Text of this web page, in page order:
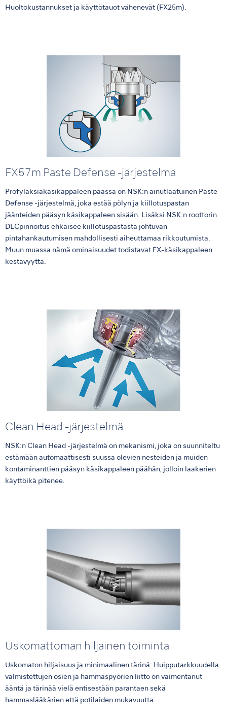
Huoltokustannukset ja käyttötauot vähenevät (FX25m).
FX57m Paste Defense -järjestelmä
Profylaksiakäsikappaleen päässä on NSK:n ainutlaatuinen Paste
Defense -järjestelmä, joka estää pölyn ja kiillotuspastan
jäänteiden pääsyn käsikappaleen sisään. Lisäksi NSK:n roottorin
DLCpinnoitus ehkäisee kiillotuspastasta johtuvan
pintahankautumisen mahdollisesti aiheuttamaa rikkoutumista.
Muun muassa nämä ominaisuudet todistavat FX-käsikappaleen
kestävyyttä.
Clean Head -järjestelmä
NSK:n Clean Head -järjestelmä on mekanismi, joka on suunniteltu
estämään automaattisesti suussa olevien nesteiden ja muiden
kontaminanttien pääsyn käsikappaleen päähän, jolloin laakerien
käyttöikä pitenee.
Uskomattoman hiljainen toiminta
Uskomaton hiljaisuus ja minimaalinen tärinä: Huipputarkkuudella
valmistettujen osien ja hammaspyörien liitto on vaimentanut
ääntä ja tärinää vielä entisestään parantaen sekä
hammaslääkärien että potilaiden mukavuutta.